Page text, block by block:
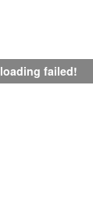
loading failed!